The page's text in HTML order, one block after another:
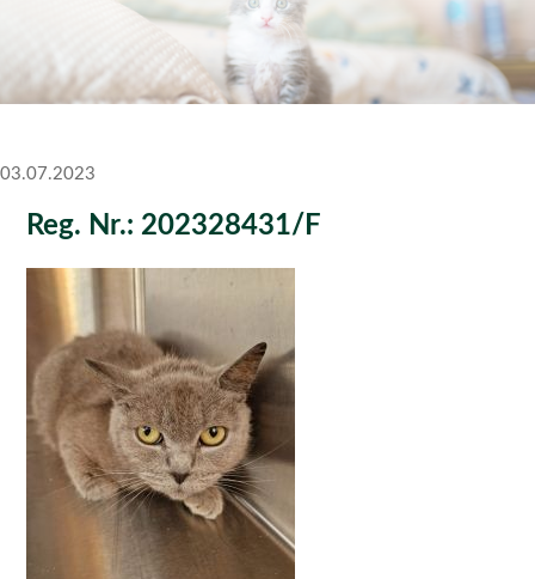
03.07.2023
Reg. Nr.: 202328431/F